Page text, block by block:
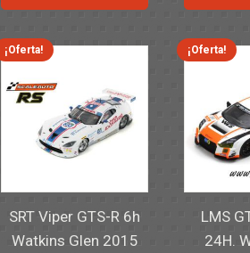
6,00€.4,50€.
¡Oferta!
SRT Viper GTS-R 6h
Watkins Glen 2015
¡Oferta!
LMS
24H.